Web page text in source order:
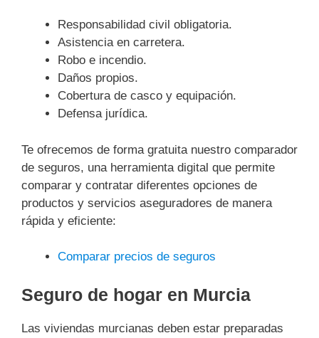
Responsabilidad civil obligatoria.
Asistencia en carretera.
Robo e incendio.
Daños propios.
Cobertura de casco y equipación.
Defensa jurídica.
Te ofrecemos de forma gratuita nuestro comparador
de seguros, una herramienta digital que permite
comparar y contratar diferentes opciones de
productos y servicios aseguradores de manera
rápida y eficiente:
Comparar precios de seguros
Seguro de hogar en Murcia
Las viviendas murcianas deben estar preparadas